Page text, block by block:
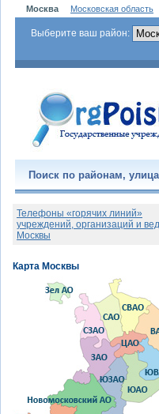
Москва Московская область
Выберите ваш район:
Поиск по районам,
Телефоны «горячих линий»
учреждений, организаций и
Москвы